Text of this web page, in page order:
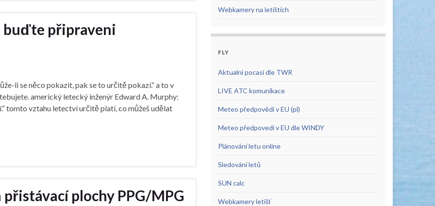
buďte připraveni
li se něco pokazit, pak se to určitě pokazí.“ a to v
americký letecký inženýr Edward A. Murphy:
tomto vztahu letectví určitě platí, co můžeš udělat
plochy PPG/MPG
Webkamery na letištích
FLY
Aktualni pocasi dle TWR
LIVE ATC komunikace
Meteo předpovědi v EU (pl)
Meteo předpovedi v EU dle WINDY
Plánování letu online
Sledování letů
SUN calc
Webkamery letišť